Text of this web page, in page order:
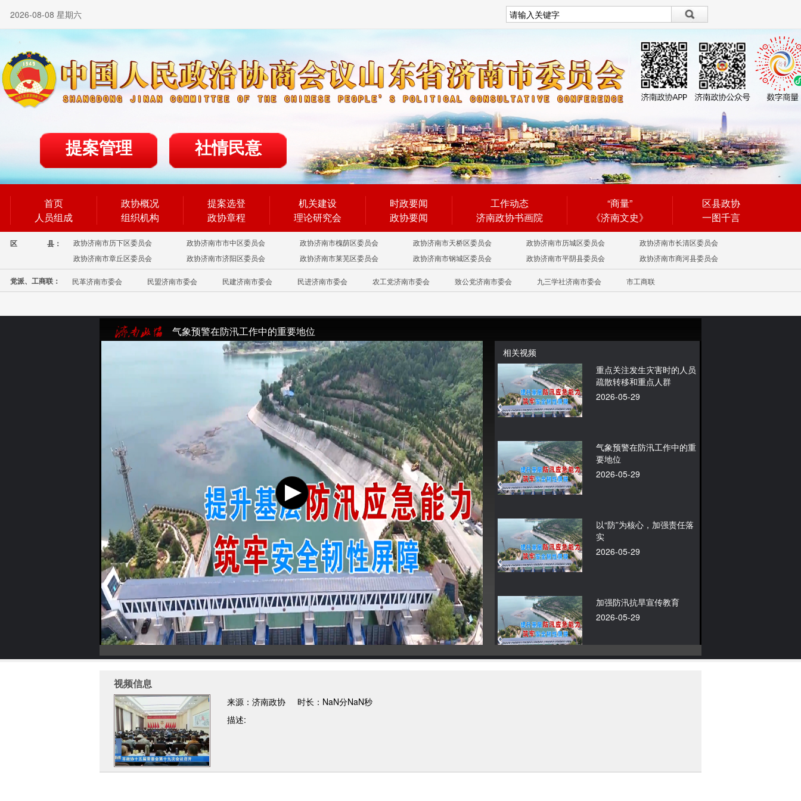
2026-08-08 星期六
繁體
提案管理 社情民意
首页
人员组成
政协概况
组织机构
提案选登
政协章程
机关建设
理论研究会
时政要闻
政协要闻
工作动态
济南政协书画院
“商量”
《济南文史》
区县政协
一图千言
区 县： 政协济南市历下区委员会 政协济南市市中区委员会 政协济南市槐荫区委员会 政协济南市天桥区委员会 政协济南市历城区委员会
政协济南市长清区委员会
政协济南市章丘区委员会
政协济南市济阳区委员会 政协济南市莱芜区委员会 政协济南市钢城区委员会 政协济南市平阴县委员会 政协济南市商河县委员会
党派、工商联： 民革济南市委会 民盟济南市委会 民建济南市委会 民进济南市委会 农工党济南市委会 致公党济南市委会 九三学社济南市委会 市工商联
气象预警在防汛工作中的重要地位
相关视频
重点关注发生灾害时的人员
疏散转移和重点人群
2026-05-29
气象预警在防汛工作中的重
要地位
2026-05-29
以“防”为核心，加强责任落
实
2026-05-29
加强防汛抗旱宣传教育
2026-05-29
视频信息
来源：济南政协
时长：NaN分NaN秒
描述: